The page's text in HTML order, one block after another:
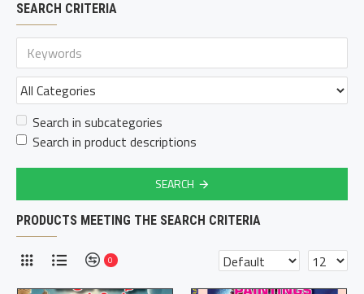
SEARCH CRITERIA
Search in subcategories
Search in product descriptions
SEARCH
PRODUCTS MEETING THE SEARCH CRITERIA
0